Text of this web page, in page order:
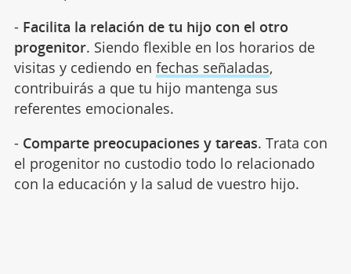
- Facilita la relación de tu hijo con el otro
progenitor. Siendo flexible en los horarios de
visitas y cediendo en fechas señaladas,
contribuirás a que tu hijo mantenga sus
referentes emocionales.
- Comparte preocupaciones y tareas. Trata con
el progenitor no custodio todo lo relacionado
con la educación y la salud de vuestro hijo.